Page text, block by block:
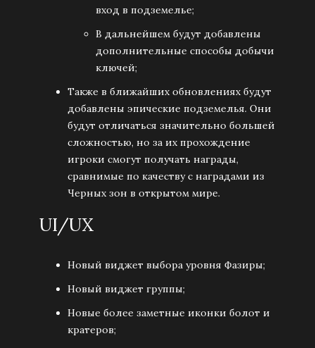
вход в подземелье;
В дальнейшем будут добавлены
дополнительные способы добычи
ключей;
Также в ближайших обновлениях будут
добавлены эпические подземелья. Они
будут отличаться значительно большей
сложностью, но за их прохождение
игроки смогут получать награды,
сравнимые по качеству с наградами из
Черных зон в открытом мире.
UI/UX
Новый виджет выбора уровня Фазиры;
Новый виджет группы;
Новые более заметные иконки болот и
кратеров;